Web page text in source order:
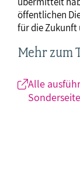
öffentlichen
für die Zukunft
Mehr zum
Alle